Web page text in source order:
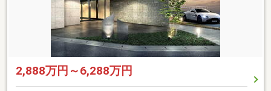
2,888万円～6,288万円